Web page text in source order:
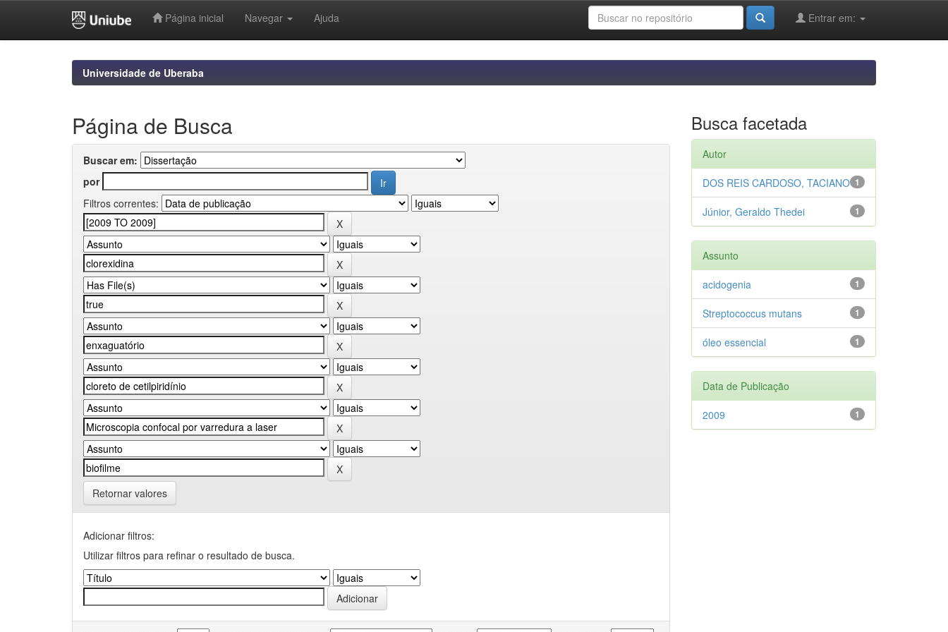
Página inicial Navegar Ajuda Entrar em:
Universidade de Uberaba
Página de Busca
Buscar em:
por
Filtros correntes:
Retornar valores
Adicionar filtros:
Utilizar filtros para refinar o resultado de busca.
Busca facetada
Autor
1
DOS REIS CARDOSO, TACIANO
1
Júnior, Geraldo Thedei
Assunto
1
acidogenia
1
Streptococcus mutans
1
óleo essencial
Data de Publicação
1
2009